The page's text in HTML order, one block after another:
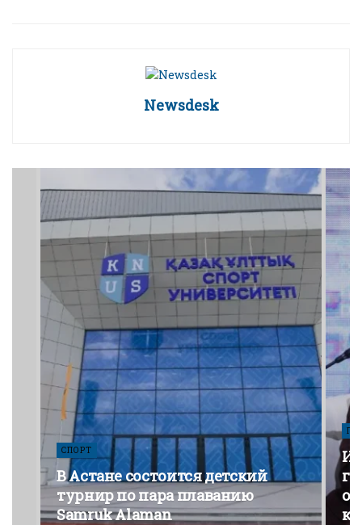
Newsdesk
СПОРТ
В Астане состоится детский
турнир по пара плаванию
Samruk Alaman